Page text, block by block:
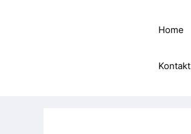
Home
Kontakt